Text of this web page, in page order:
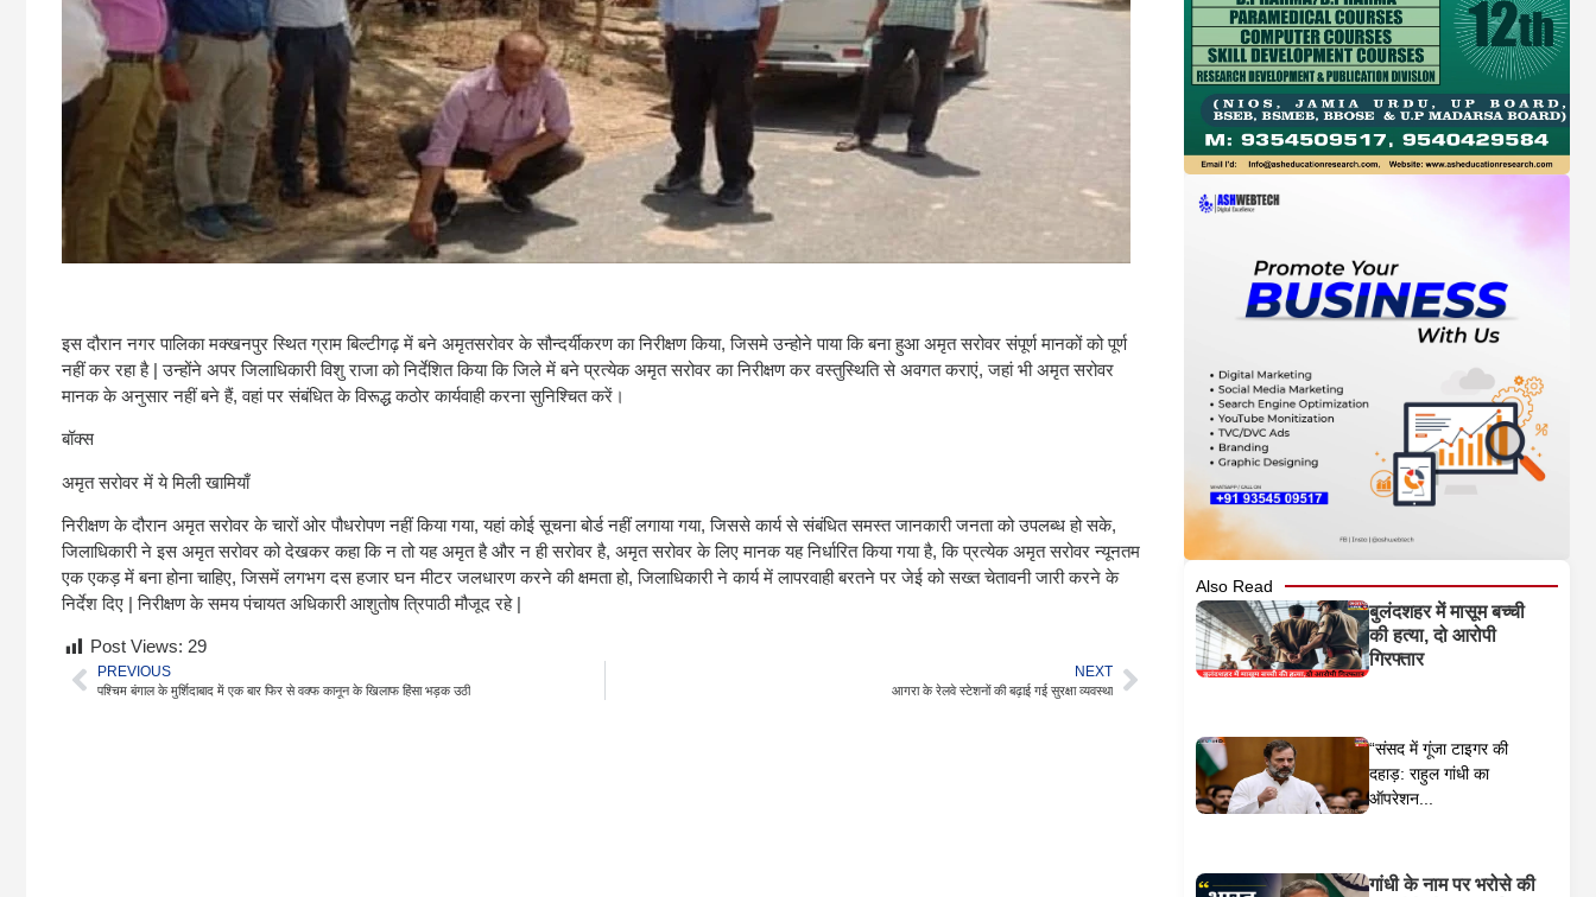
इस दौरान नगर पालिका मक्खनपुर स्थित ग्राम बिल्टीगढ़ में बने अमृतसरोवर के सौन्दर्यीकरण का निरीक्षण किया, जिसमे उन्होने पाया कि बना हुआ अमृत सरोवर संपूर्ण मानकों को पूर्ण
नहीं कर रहा है | उन्होंने अपर जिलाधिकारी विशु राजा को निर्देशित किया कि जिले में बने प्रत्येक अमृत सरोवर का निरीक्षण कर वस्तुस्थिति से अवगत कराएं, जहां भी अमृत सरोवर
मानक के अनुसार नहीं बने हैं, वहां पर संबंधित के विरूद्ध कठोर कार्यवाही करना सुनिश्चित करें।
बॉक्स
अमृत सरोवर में ये मिली खामियाँ
निरीक्षण के दौरान अमृत सरोवर के चारों ओर पौधरोपण नहीं किया गया, यहां कोई सूचना बोर्ड नहीं लगाया गया, जिससे कार्य से संबंधित समस्त जानकारी जनता को उपलब्ध हो सके,
जिलाधिकारी ने इस अमृत सरोवर को देखकर कहा कि न तो यह अमृत है और न ही सरोवर है, अमृत सरोवर के लिए मानक यह निर्धारित किया गया है, कि प्रत्येक अमृत सरोवर न्यूनतम
एक एकड़ में बना होना चाहिए, जिसमें लगभग दस हजार घन मीटर जलधारण करने की क्षमता हो, जिलाधिकारी ने कार्य में लापरवाही बरतने पर जेई को सख्त चेतावनी जारी करने के
निर्देश दिए | निरीक्षण के समय पंचायत अधिकारी आशुतोष त्रिपाठी मौजूद रहे |
Post Views: 29
PREVIOUS
पश्चिम बंगाल के मुर्शिदाबाद में एक बार फिर से वक्फ कानून के खिलाफ हिंसा भड़क उठी
NEXT
आगरा के रेलवे स्टेशनों की बढ़ाई गई सुरक्षा व्यवस्था
Also Read
बुलंदशहर में मासूम बच्ची
की हत्या, दो आरोपी
गिरफ्तार
“संसद में गूंजा टाइगर की
दहाड़: राहुल गांधी का
ऑपरेशन...
गांधी के नाम पर भरोसे की